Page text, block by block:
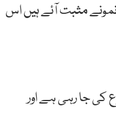
نمونے مثبت آئے ہیں اس
کی جا رہی ہے اور